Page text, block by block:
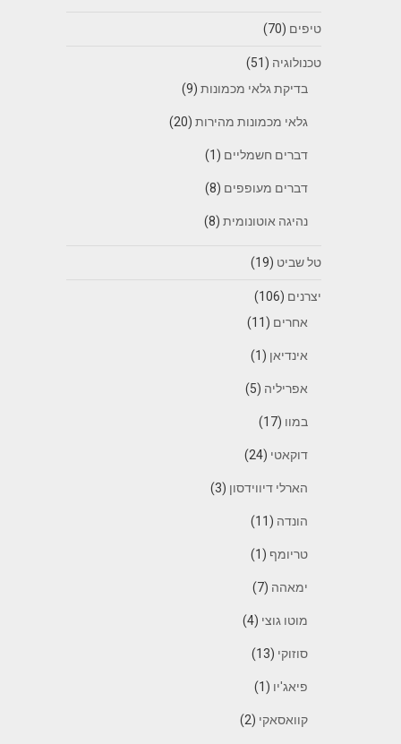
טיפים (70)
טכנולוגיה (51)
בדיקת גלאי מכמונות(9)
גלאי מכמונות מהירות(20)
דברים חשמליים (1)
דברים מעופפים (8)
נהיגה אוטונומית(8)
טל שביט (19)
יצרנים (106)
אחרים (11)
אינדיאן (1)
אפריליה (5)
במוו (17)
דוקאטי (24)
הארלי דיווידסון (3)
הונדה (11)
טריומף (1)
ימאהה (7)
מוטו גוצי (4)
סוזוקי (13)
פיאג'יו (1)
קוואסאקי (2)